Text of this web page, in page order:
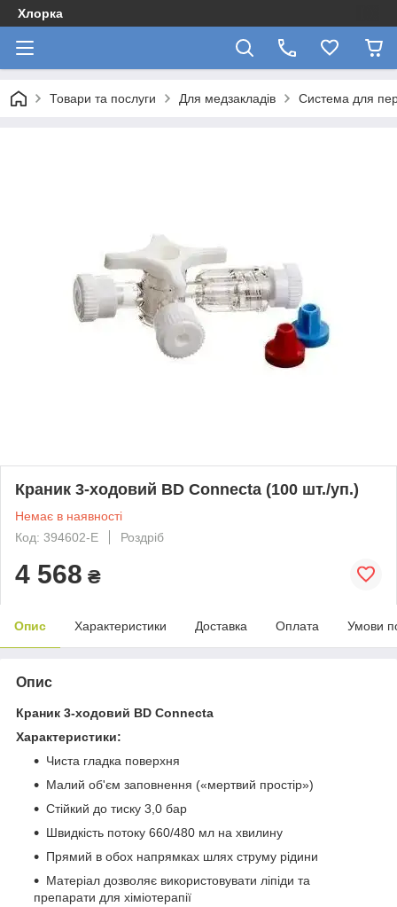
Хлорка
Товари та послуги Для медзакладів Система для
Краник 3-ходовий BD Connecta (100 шт./уп.)
Немає в наявності
Код: 394602-E
Роздріб
4 568 ₴
Опис Характеристики Доставка Оплата Умови
Опис
Краник 3-ходовий BD Connecta
Характеристики:
Чиста гладка поверхня
Малий об'єм заповнення («мертвий простір»)
Стійкий до тиску 3,0 бар
Швидкість потоку 660/480 мл на хвилину
Прямий в обох напрямках шлях струму рідини
Матеріал дозволяє використовувати ліпіди та
препарати для хіміотерапії